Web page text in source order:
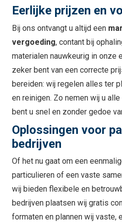
Eerlijke prijzen en
Bij ons ontvangt u altijd een
vergoeding, contant bij
materialen nauwkeurig in onze
zeker bent van een correcte
bereiden: wij regelen alles ter
en reinigen. Zo nemen wij u
bent u snel en zonder gedoe
Oplossingen voor
bedrijven
Of het nu gaat om een
particulieren of een vaste
wij bieden flexibele en
bedrijven plaatsen wij gratis
formaten en plannen wij vaste,